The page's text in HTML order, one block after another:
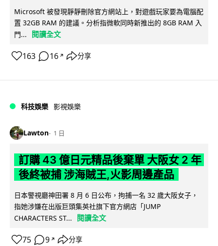
Microsoft 被發現靜靜刪除官方網站上，對遊戲玩家要為電腦配
置 32GB RAM 的建議。分析指微軟同時新推出的 8GB RAM 入
門...
閱讀全文
163 16 ↗ 分享
科技娛樂 影視娛樂
Lawton 1 日
訂購 43 億日元精品後棄單 大阪女 2 年
後終被捕 涉海賊王,火影周邊產品
日本警視廳神田署 8 月 6 日公布，拘捕一名 32 歲大阪女子，
指她涉嫌在出版巨頭集英社旗下官方網店「JUMP
CHARACTERS ST...
閱讀全文
75 9 ↗ 分享